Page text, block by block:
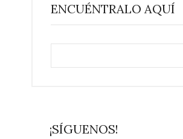
ENCUÉNTRALO AQUÍ
¡SÍGUENOS!